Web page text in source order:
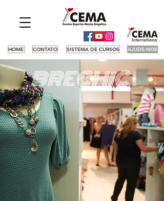
HOME CONTATO SISTEMA DE CURSOS AJUDE-NOS
BRECHIC